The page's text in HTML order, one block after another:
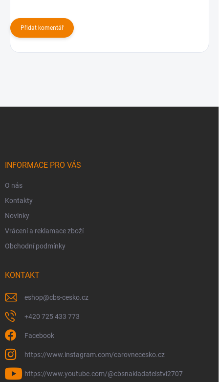
Přidat komentář
INFORMACE PRO VÁS
O nás
Kontakty
Novinky
Vrácení a reklamace zboží
Obchodní podmínky
KONTAKT
eshop@cbs-cesko.cz
+420 725 433 773
Facebook
https://www.instagram.com/carovnecesko.cz
https://www.youtube.com/@cbsnakladatelstvi2707